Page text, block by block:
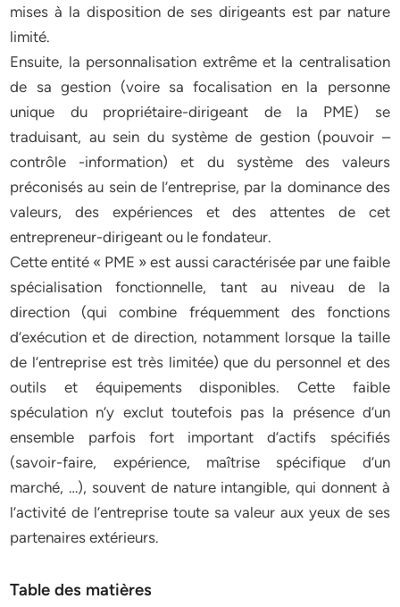
mises à la disposition de ses dirigeants est par nature
limité.
Ensuite, la personnalisation extrême et la centralisation
de sa gestion (voire sa focalisation en la personne
unique du propriétaire-dirigeant de la PME) se
traduisant, au sein du système de gestion (pouvoir –
contrôle -information) et du système des valeurs
préconisés au sein de l’entreprise, par la dominance des
valeurs, des expériences et des attentes de cet
entrepreneur-dirigeant ou le fondateur.
Cette entité « PME » est aussi caractérisée par une faible
spécialisation fonctionnelle, tant au niveau de la
direction (qui combine fréquemment des fonctions
d’exécution et de direction, notamment lorsque la taille
de l’entreprise est très limitée) que du personnel et des
outils et équipements disponibles. Cette faible
spéculation n’y exclut toutefois pas la présence d’un
ensemble parfois fort important d’actifs spécifiés
(savoir-faire, expérience, maîtrise spécifique d’un
marché, …), souvent de nature intangible, qui donnent à
l’activité de l’entreprise toute sa valeur aux yeux de ses
partenaires extérieurs.
Table des matières